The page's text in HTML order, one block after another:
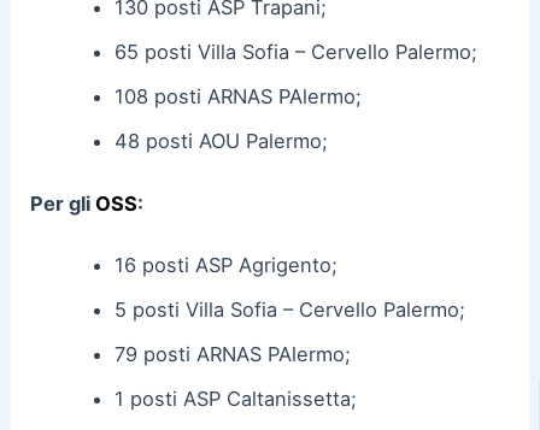
130 posti ASP Trapani;
65 posti Villa Sofia – Cervello Palermo;
108 posti ARNAS PAlermo;
48 posti AOU Palermo;
Per gliOSS:
16 posti ASP Agrigento;
5 posti Villa Sofia – Cervello Palermo;
79 posti ARNAS PAlermo;
1 posti ASP Caltanissetta;